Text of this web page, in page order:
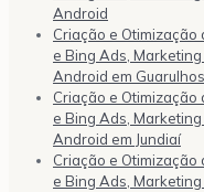
Android
Criação e Otimização
e Bing Ads,
Android em Guarulhos
Criação e Otimização
e Bing Ads,
Android em Jundiaí
Criação e Otimização
e Bing Ads,